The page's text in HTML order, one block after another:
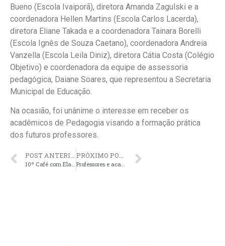
Bueno (Escola Ivaiporã), diretora Amanda Zagulski e a
coordenadora Hellen Martins (Escola Carlos Lacerda),
diretora Eliane Takada e a coordenadora Tainara Borelli
(Escola Ignês de Souza Caetano), coordenadora Andreia
Vanzella (Escola Leila Diniz), diretora Cátia Costa (Colégio
Objetivo) e coordenadora da equipe de assessoria
pedagógica, Daiane Soares, que representou a Secretaria
Municipal de Educação.
Na ocasião, foi unânime o interesse em receber os
acadêmicos de Pedagogia visando a formação prática
dos futuros professores.
POST ANTERIOR
10º Café com Elas valoriza pesquisadoras na Fatec Ivaiporã
PRÓXIMO POST
Professores e acadêmicos de Medicina da Fatec Ivaiporã levam o projeto Rotas do Cuidado a Pontal do Paraná